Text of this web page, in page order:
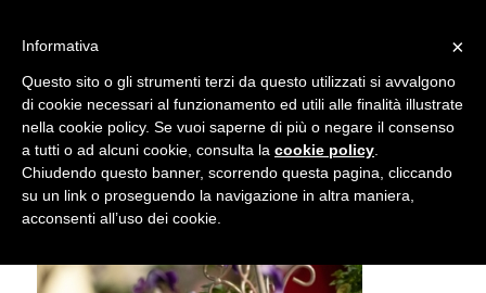
Traviata – Photo © Marco Mercuri
accetta l'uso dei cookies previsto nella pagina dedicata.
Fai clic per abilitare/disabilitare il tracciamento di
Google Analytics.
OK Privacy e cookie policy
×
Informativa
Questo sito o gli strumenti terzi da questo utilizzati si avvalgono
di cookie necessari al funzionamento ed utili alle finalità illustrate
nella cookie policy. Se vuoi saperne di più o negare il consenso
a tutti o ad alcuni cookie, consulta la cookie policy
Chiudendo questo banner, scorrendo questa pagina, cliccando
su un link o proseguendo la navigazione in altra maniera,
acconsenti all’uso dei cookie.